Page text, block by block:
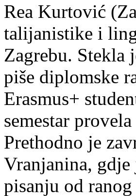
Rea Kurtović
talijanistike i
Zagrebu. Stekla
piše diplomske
Erasmus+
semestar
Prethodno je
Vranjanina, gdje
pisanju od